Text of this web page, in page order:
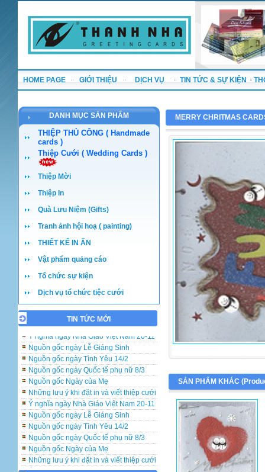
HOME PAGE GIỚI THIỆU DỊCH VỤ TIN TỨC & SỰ KIỆN
DANH MỤC SẢN PHẨM
THIỆP THỦ CÔNG ( Handmade
cards )
Thiệp Cưới ( Wedding Cards )
Thiệp Mời
Thiệp In
Quà Lưu Niệm (Gifts)
Tranh ảnh hội hoạ ( painting)
THIẾT KẾ IN ẤN
Vật phẩm quảng cáo
Tổ chức sự kiện
Dịch vụ tổ chức tiệc cưới
TIN TỨC MỚI
Những lưu ý khi đặt in và viết thiệp cưới
Nguồn gốc ngày Lễ Giáng Sinh
Nguồn gốc ngày Tình Yêu 14/2
Nguồn gốc ngày Quốc tế phụ nữ 8/3
Nguồn gốc Ngày của Mẹ
Những lưu ý khi đặt in và viết thiệp cưới
Ý nghĩa ngày Nhà Giáo Việt Nam 20-11
Nguồn gốc ngày Lễ Giáng Sinh
Nguồn gốc ngày Tình Yêu 14/2
Nguồn gốc ngày Quốc tế phụ nữ 8/3
Nguồn gốc Ngày của Mẹ
Những lưu ý khi đặt in và viết thiệp cưới
Ý nghĩa ngày Nhà Giáo Việt Nam 20-11
MERRY CHRITMAS
SẢN PHẨM KHÁC (